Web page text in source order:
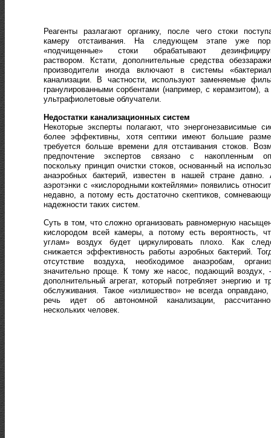
Реагенты разлагают органику, после чего стоки
камеру отстаивания. На следующем этапе уже
«подчищенные» стоки обрабатывают
раствором. Кстати, дополнительные средства
производители иногда включают в системы
канализации. В частности, используют заменяемые
гранулированными сорбентами (например, с керамзитом), а
ультрафиолетовые облучатели.
Недостатки канализационных систем
Некоторые эксперты полагают, что энергонезависимые
более эффективны, хотя септики имеют большие
требуется больше времени для отстаивания стоков.
предпочтение экспертов связано с накопленным
поскольку принцип очистки стоков, основанный на
анаэробных бактерий, известен в нашей стране давно.
аэротэнки с «кислородными коктейлями» появились
недавно, а потому есть достаточно скептиков,
надежности таких систем.
Суть в том, что сложно организовать равномерную
кислородом всей камеры, а потому есть вероятность,
углам» воздух будет циркулировать плохо. Как
снижается эффективность работы аэробных бактерий.
отсутствие воздуха, необходимое анаэробам,
значительно проще. К тому же насос, подающий воздух,
дополнительный агрегат, который потребляет энергию и
обслуживания. Такое «излишество» не всегда оправдано,
речь идет об автономной канализации,
нескольких человек.